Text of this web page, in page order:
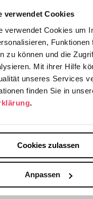
verwendet Cookies
verwendet Cookies um
Funktionen
zu können und die
Mit ihrer Hilfe
unseres Services
finden Sie in
.
Cookies zulassen
Anpassen
Grabbert
Oliver Grimm